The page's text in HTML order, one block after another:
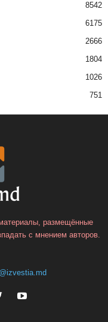
8542
6175
2666
1804
1026
751
материалы, размещённые
с мнением авторов.